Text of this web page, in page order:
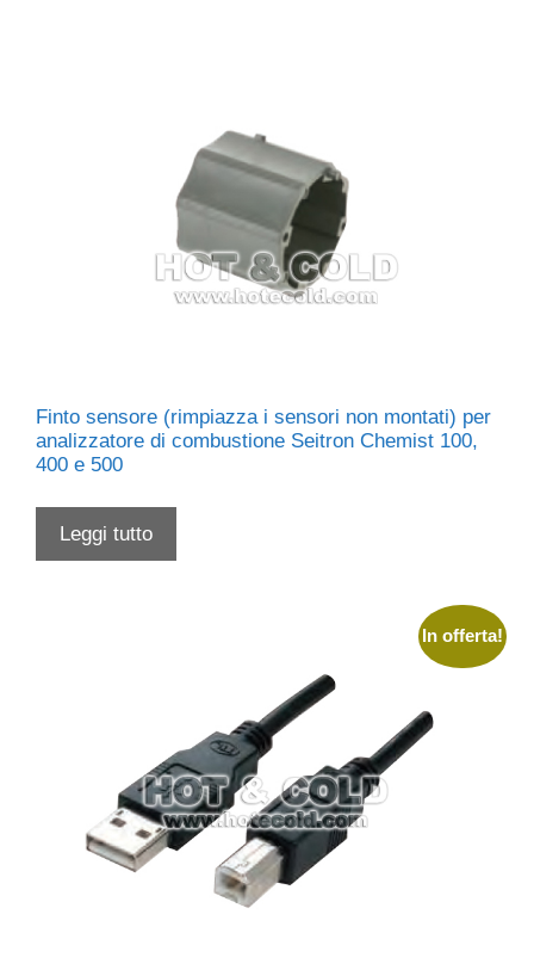
Finto sensore (rimpiazza i sensori non montati) per
analizzatore di combustione Seitron Chemist 100,
400 e 500
Leggi tutto
In offerta!